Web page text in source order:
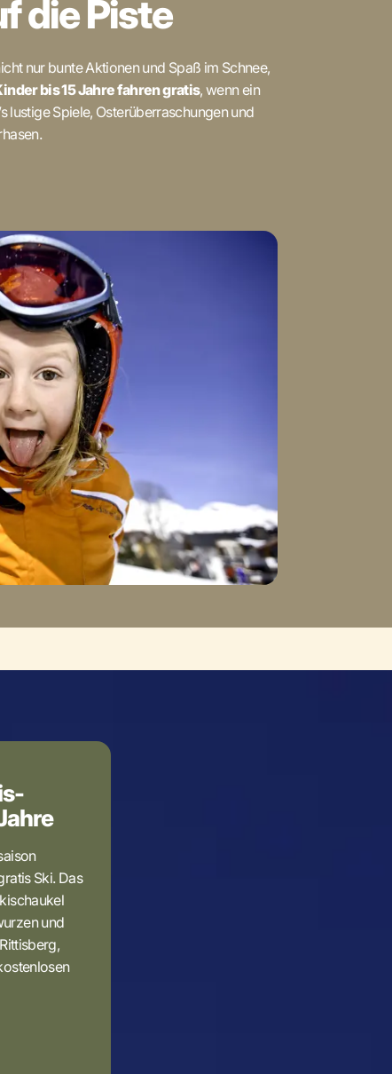
die Piste
nur bunte Aktionen und Spaß im Schnee,
bis 15 Jahre fahren gratis, wenn ein
lustige Spiele, Osterüberraschungen und
Ski. Das
und